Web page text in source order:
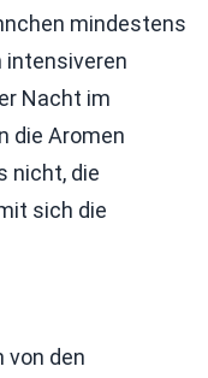
mindestens
intensiveren
Nacht im
die Aromen
nicht, die
sich die
von den